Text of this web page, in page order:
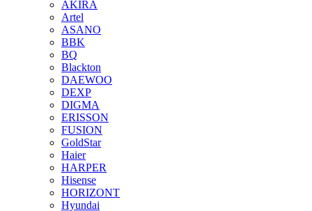
AKIRA
Artel
ASANO
BBK
BQ
Blackton
DAEWOO
DEXP
DIGMA
ERISSON
FUSION
GoldStar
Haier
HARPER
Hisense
HORIZONT
Hyundai